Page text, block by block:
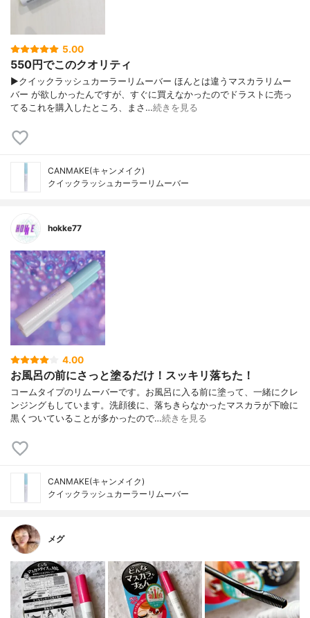
5.00
550円でこのクオリティ
▶︎クイックラッシュカーラーリムーバー ほんとは違うマスカラリムー
バー が欲しかったんですが、すぐに買えなかったのでドラストに売っ
てるこれを購入したところ、まさ…続きを見る
CANMAKE(キャンメイク)
クイックラッシュカーラーリムーバー
hokke77
4.00
お風呂の前にさっと塗るだけ！スッキリ落ちた！
コームタイプのリムーバーです。お風呂に入る前に塗って、一緒にクレ
ンジングもしています。洗顔後に、落ちきらなかったマスカラが下瞼に
黒くついていることが多かったので…続きを見る
CANMAKE(キャンメイク)
クイックラッシュカーラーリムーバー
メグ